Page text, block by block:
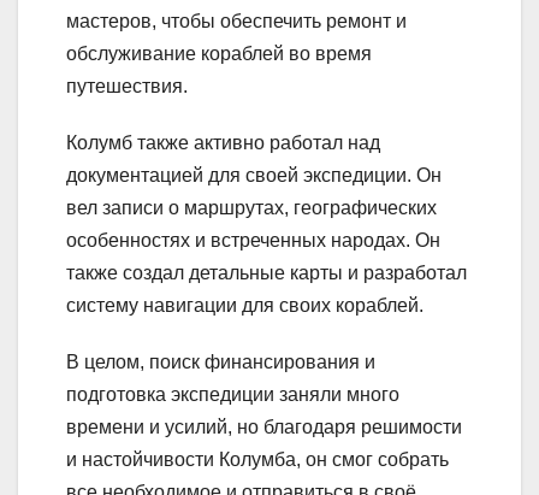
мастеров, чтобы обеспечить ремонт и
обслуживание кораблей во время
путешествия.
Колумб также активно работал над
документацией для своей экспедиции. Он
вел записи о маршрутах, географических
особенностях и встреченных народах. Он
также создал детальные карты и разработал
систему навигации для своих кораблей.
В целом, поиск финансирования и
подготовка экспедиции заняли много
времени и усилий, но благодаря решимости
и настойчивости Колумба, он смог собрать